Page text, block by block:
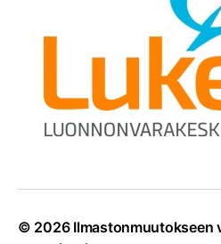
© 2026 Ilmastonmuutokseen